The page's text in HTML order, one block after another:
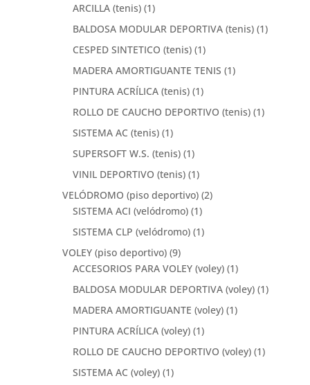
ARCILLA (tenis) (1)
BALDOSA MODULAR DEPORTIVA (tenis) (1)
CESPED SINTETICO (tenis) (1)
MADERA AMORTIGUANTE TENIS (1)
PINTURA ACRÍLICA (tenis) (1)
ROLLO DE CAUCHO DEPORTIVO (tenis) (1)
SISTEMA AC (tenis) (1)
SUPERSOFT W.S. (tenis) (1)
VINIL DEPORTIVO (tenis) (1)
VELÓDROMO (piso deportivo) (2)
SISTEMA ACI (velódromo) (1)
SISTEMA CLP (velódromo) (1)
VOLEY (piso deportivo) (9)
ACCESORIOS PARA VOLEY (voley) (1)
BALDOSA MODULAR DEPORTIVA (voley) (1)
MADERA AMORTIGUANTE (voley) (1)
PINTURA ACRÍLICA (voley) (1)
ROLLO DE CAUCHO DEPORTIVO (voley) (1)
SISTEMA AC (voley) (1)